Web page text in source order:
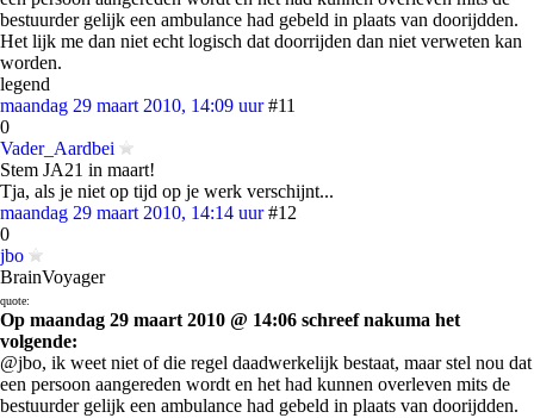
bestuurder gelijk een ambulance had gebeld in plaats van doorijdden.
Het lijk me dan niet echt logisch dat doorrijden dan niet verweten kan
worden.
legend
maandag 29 maart 2010, 14:09 uur #11
0
Vader_Aardbei
Stem JA21 in maart!
Tja, als je niet op tijd op je werk verschijnt...
maandag 29 maart 2010, 14:14 uur #12
0
jbo
BrainVoyager
quote:
Op maandag 29 maart 2010 @ 14:06 schreef nakuma het
volgende:
@jbo, ik weet niet of die regel daadwerkelijk bestaat, maar stel nou dat
een persoon aangereden wordt en het had kunnen overleven mits de
bestuurder gelijk een ambulance had gebeld in plaats van doorijdden.